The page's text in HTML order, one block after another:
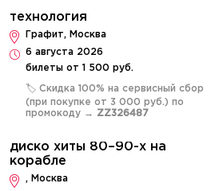
технология
Графит, Москва
6 августа 2026
билеты от 1 500 руб.
🏷️ Скидка 100% на сервисный сбор
(при покупке от 3 000 руб.) по
промокоду → ZZ326487
диско хиты 80–90-х на
корабле
, Москва